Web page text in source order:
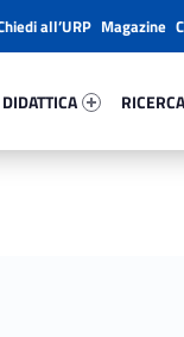
DIDATTICA
RICERCA
all’URP Magazine